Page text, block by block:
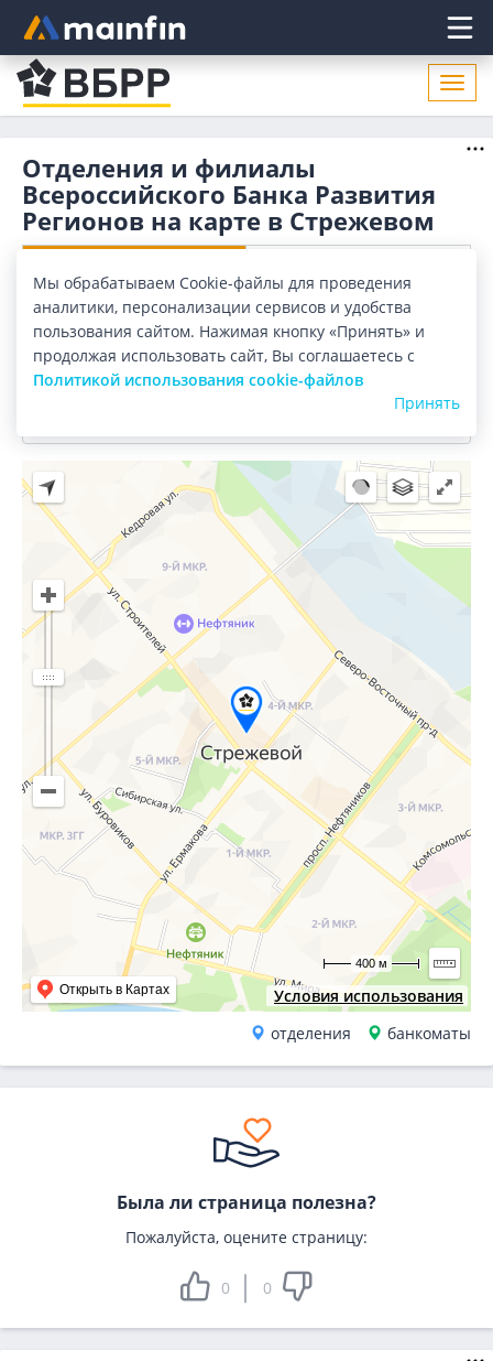
Главное меню
Отделения и филиалы
Всероссийского Банка Развития
Регионов на карте в Стрежевом
Все банки Карта
Город:Стрежевой
Условия использования
Открыть в Картах
400 м
отделения банкоматы
Была ли страница полезна?
Пожалуйста, оцените страницу:
0 0
Мы обрабатываем Cookie-файлы для проведения
аналитики, персонализации сервисов и удобства
пользования сайтом. Нажимая кнопку «Принять» и
продолжая использовать сайт, Вы соглашаетесь с
Политикой использования cookie-файлов
Принять